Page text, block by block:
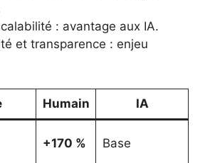
: avantage aux IA.
et transparence : enjeu
Humain IA
+170 % Base